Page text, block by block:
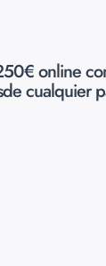
online
cualquier